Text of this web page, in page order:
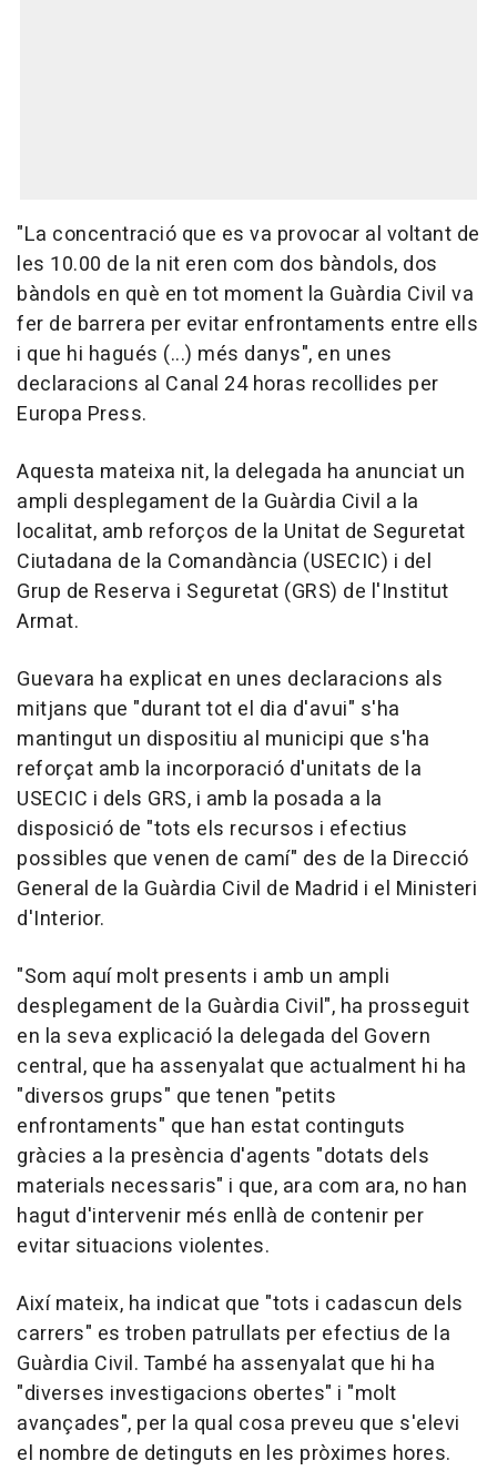
"La concentració que es va provocar al voltant de
les 10.00 de la nit eren com dos bàndols, dos
bàndols en què en tot moment la Guàrdia Civil va
fer de barrera per evitar enfrontaments entre ells
i que hi hagués (...) més danys", en unes
declaracions al Canal 24 horas recollides per
Europa Press.
Aquesta mateixa nit, la delegada ha anunciat un
ampli desplegament de la Guàrdia Civil a la
localitat, amb reforços de la Unitat de Seguretat
Ciutadana de la Comandància (USECIC) i del
Grup de Reserva i Seguretat (GRS) de l'Institut
Armat.
Guevara ha explicat en unes declaracions als
mitjans que "durant tot el dia d'avui" s'ha
mantingut un dispositiu al municipi que s'ha
reforçat amb la incorporació d'unitats de la
USECIC i dels GRS, i amb la posada a la
disposició de "tots els recursos i efectius
possibles que venen de camí" des de la Direcció
General de la Guàrdia Civil de Madrid i el Ministeri
d'Interior.
"Som aquí molt presents i amb un ampli
desplegament de la Guàrdia Civil", ha prosseguit
en la seva explicació la delegada del Govern
central, que ha assenyalat que actualment hi ha
"diversos grups" que tenen "petits
enfrontaments" que han estat continguts
gràcies a la presència d'agents "dotats dels
materials necessaris" i que, ara com ara, no han
hagut d'intervenir més enllà de contenir per
evitar situacions violentes.
Així mateix, ha indicat que "tots i cadascun dels
carrers" es troben patrullats per efectius de la
Guàrdia Civil. També ha assenyalat que hi ha
"diverses investigacions obertes" i "molt
avançades", per la qual cosa preveu que s'elevi
el nombre de detinguts en les pròximes hores.